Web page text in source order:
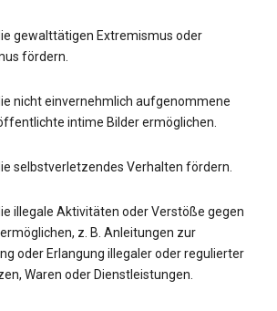
gewalttätigen Extremismus oder
fördern.
nicht einvernehmlich aufgenommene
intime Bilder ermöglichen.
selbstverletzendes Verhalten fördern.
illegale Aktivitäten oder Verstöße gegen
z. B. Anleitungen zur
oder Erlangung illegaler oder regulierter
Waren oder Dienstleistungen.